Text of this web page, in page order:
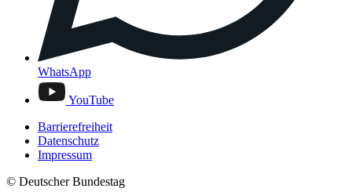
WhatsApp
YouTube
Barrierefreiheit
Datenschutz
Impressum
© Deutscher Bundestag